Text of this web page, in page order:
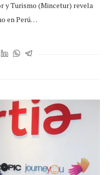
y Turismo (Mincetur) revela
en Perú…